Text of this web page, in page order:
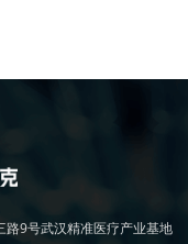
路9号武汉精准医疗产业基地